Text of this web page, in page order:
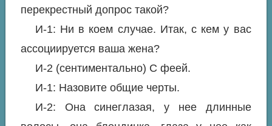
перекрестный допрос такой?
И-1: Ни в коем случае. Итак, с кем у вас
ассоциируется ваша жена?
И-2 (сентиментально) С феей.
И-1: Назовите общие черты.
И-2: Она синеглазая, у нее длинные